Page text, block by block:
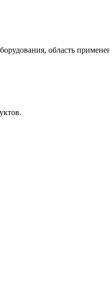
область